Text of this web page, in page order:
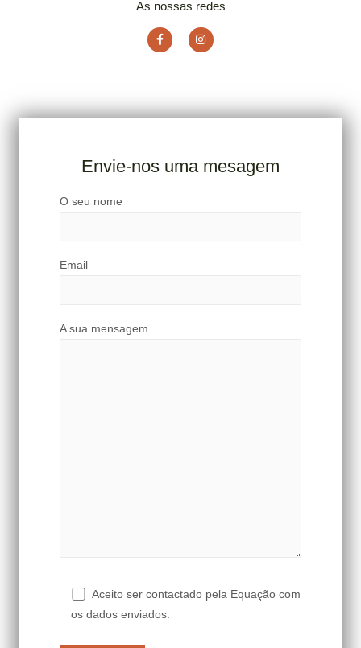
As nossas redes
Envie-nos uma mesagem
O seu nome
Email
A sua mensagem
Aceito ser contactado pela Equação com
os dados enviados.